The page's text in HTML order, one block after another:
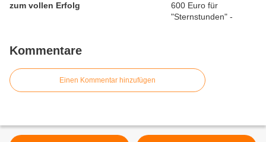
zum vollen Erfolg
Kommentare
Einen Kommentar hinzufügen